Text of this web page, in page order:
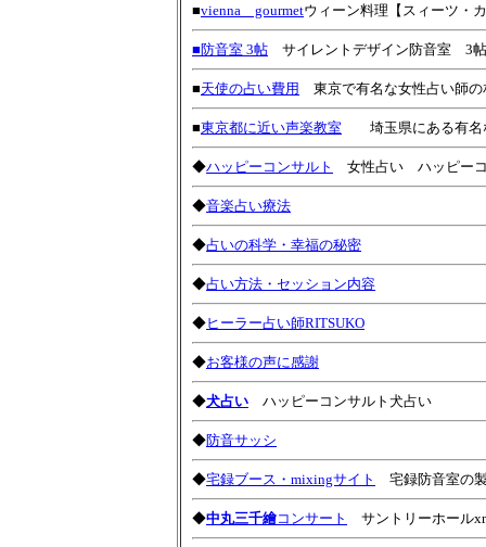
■vienna gourmetウィーン料理【スィーツ・
■防音室 3帖 サイレントデザイン防音室 3帖
■天使の占い費用 東京で有名な女性占い師
■東京都に近い声楽教室 埼玉県にある有名
◆ハッピーコンサルト 女性占い ハッピーコ
◆音楽占い療法
◆占いの科学・幸福の秘密
◆占い方法・セッション内容
◆ヒーラー占い師RITSUKO
◆お客様の声に感謝
◆犬占い ハッピーコンサルト犬占い
◆防音サッシ
◆宅録ブース・mixingサイト 宅録防音室の
◆中丸三千繪コンサート サントリーホール